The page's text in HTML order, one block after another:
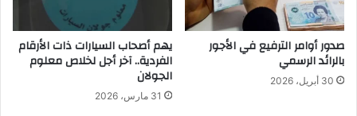
صدور أوامر الترفيع في الأجور
بالرائد الرسمي
30 أبريل، 2026
يهم أصحاب السيارات ذات الأرقام
الفردية.. آخر أجل لخلاص معلوم
الجولان
31 مارس، 2026